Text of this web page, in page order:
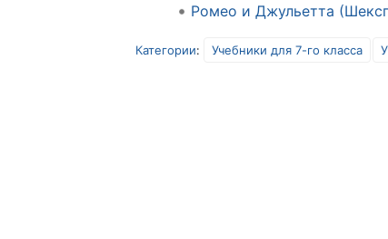
Ромео и Джульетта
Категории: Учебники для 7-го класса